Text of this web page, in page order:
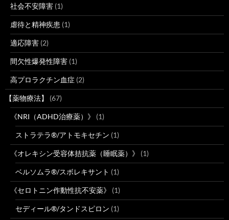
社会不安障害 (1)
虐待と精神疾患 (1)
適応障害 (2)
間欠性爆発性障害 (1)
高プロラクチン血症 (2)
【薬物療法】 (67)
《NRI（ADHD治療薬）》 (1)
ストラテラ®/アトモキセチン (1)
《オレキシン受容体拮抗薬（睡眠薬）》 (1)
ベルソムラ®/スボレキサント (1)
《セロトニン作動性抗不安薬》 (1)
セディール®/タンドスピロン (1)